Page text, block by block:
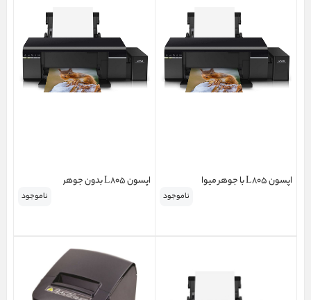
اپسون L805 با جوهر میوا
ناموجود
اپسون L805 بدون جوهر
ناموجود